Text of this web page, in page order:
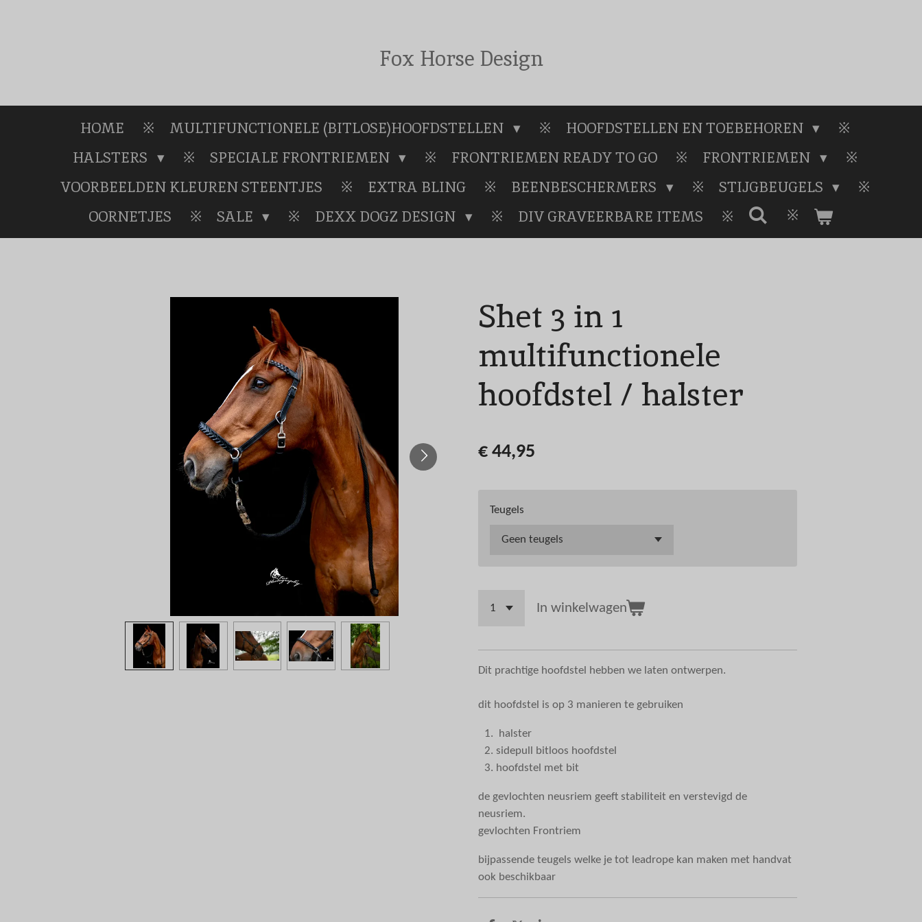
Fox Horse Design
HOME MULTIFUNCTIONELE (BITLOSE)HOOFDSTELLEN
HOOFDSTELLEN EN TOEBEHOREN
HALSTERS
SPECIALE FRONTRIEMEN FRONTRIEMEN READY TO GO
FRONTRIEMEN
VOORBEELDEN KLEUREN STEENTJES
EXTRA BLING BEENBESCHERMERS
STIJGBEUGELS
OORNETJES
SALE DEXX DOGZ DESIGN DIV GRAVEERBARE ITEMS
Shet 3 in 1
multifunctionele
hoofdstel / halster
€ 44,95
Teugels
In winkelwagen
Dit prachtige hoofdstel hebben we laten ontwerpen.
dit hoofdstel is op 3 manieren te gebruiken
halster
sidepull bitloos hoofdstel
hoofdstel met bit
de gevlochten neusriem geeft stabiliteit en verstevigd de
neusriem.
gevlochten Frontriem
bijpassende teugels welke je tot leadrope kan maken met handvat
ook beschikbaar